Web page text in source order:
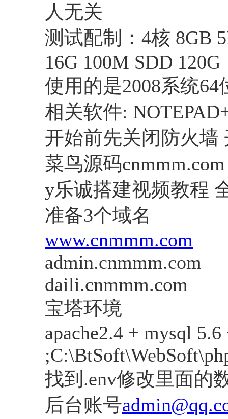
人无关
测试配制：4核 8GB
16G 100M SDD 120G
使用的是2008系统64
相关软件:
开始前先关闭防火墙
菜鸟源码cnmmm.com
y乐诚搭建视频教程
准备3个域名
www.cnmmm.com
admin.cnmmm.com
daili.cnmmm.com
宝塔环境
apache2.4 + mysql 5.6
找到.env修改里面的
后台账号